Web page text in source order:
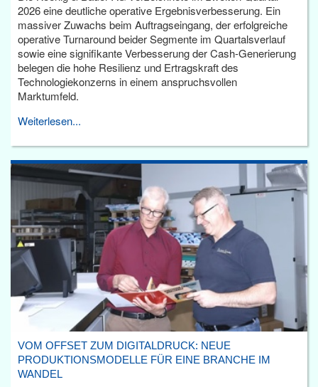
2026 eine deutliche operative Ergebnisverbesserung. Ein
massiver Zuwachs beim Auftragseingang, der erfolgreiche
operative Turnaround beider Segmente im Quartalsverlauf
sowie eine signifikante Verbesserung der Cash-Generierung
belegen die hohe Resilienz und Ertragskraft des
Technologiekonzerns in einem anspruchsvollen
Marktumfeld.
Weiterlesen...
VOM OFFSET ZUM DIGITALDRUCK: NEUE
PRODUKTIONSMODELLE FÜR EINE BRANCHE IM
WANDEL